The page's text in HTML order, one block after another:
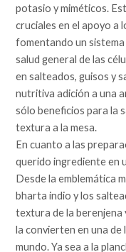
potasio y miméticos.
cruciales en el apoyo a
fomentando un
salud general de las
en salteados, guisos y
nutritiva adición a una
sólo beneficios para la
textura a la mesa.
En cuanto a las
querido ingrediente en
Desde la emblemática
bharta indio y los
textura de la berenjena
la convierten en una de
mundo. Ya sea a la